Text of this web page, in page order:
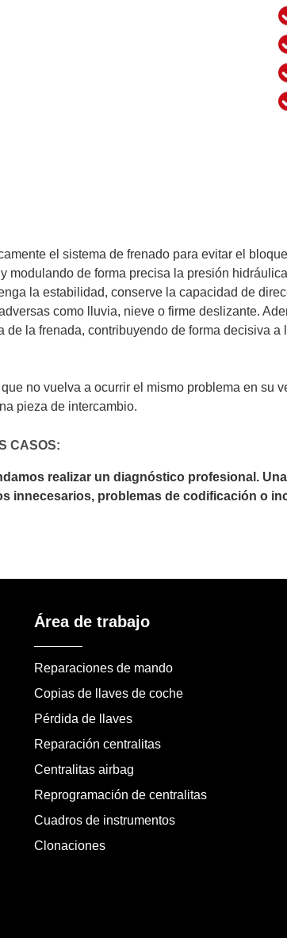
el sistema de frenado para evitar el
modulando de forma precisa la presión
la estabilidad, conserve la capacidad de
como lluvia, nieve o firme deslizante.
de la frenada, contribuyendo de forma decisiva
no vuelva a ocurrir el mismo problema en su
pieza de intercambio.
CASOS:
realizar un diagnóstico profesional.
innecesarios, problemas de codificación o
Área de trabajo
Reparaciones de mando
Copias de llaves de coche
Pérdida de llaves
Reparación centralitas
Centralitas airbag
Reprogramación de centralitas
Cuadros de instrumentos
Clonaciones